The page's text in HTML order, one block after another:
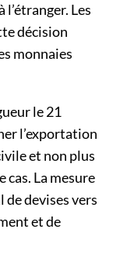
l’étranger. Les
décision
monnaies
le 21
l’exportation
et non plus
cas. La mesure
devises vers
et de